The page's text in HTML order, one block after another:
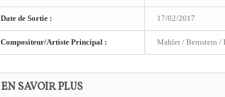
Date de Sortie : 17/02/2017
Compositeur/Artiste Principal : Mahler / Bernstein /
EN SAVOIR PLUS